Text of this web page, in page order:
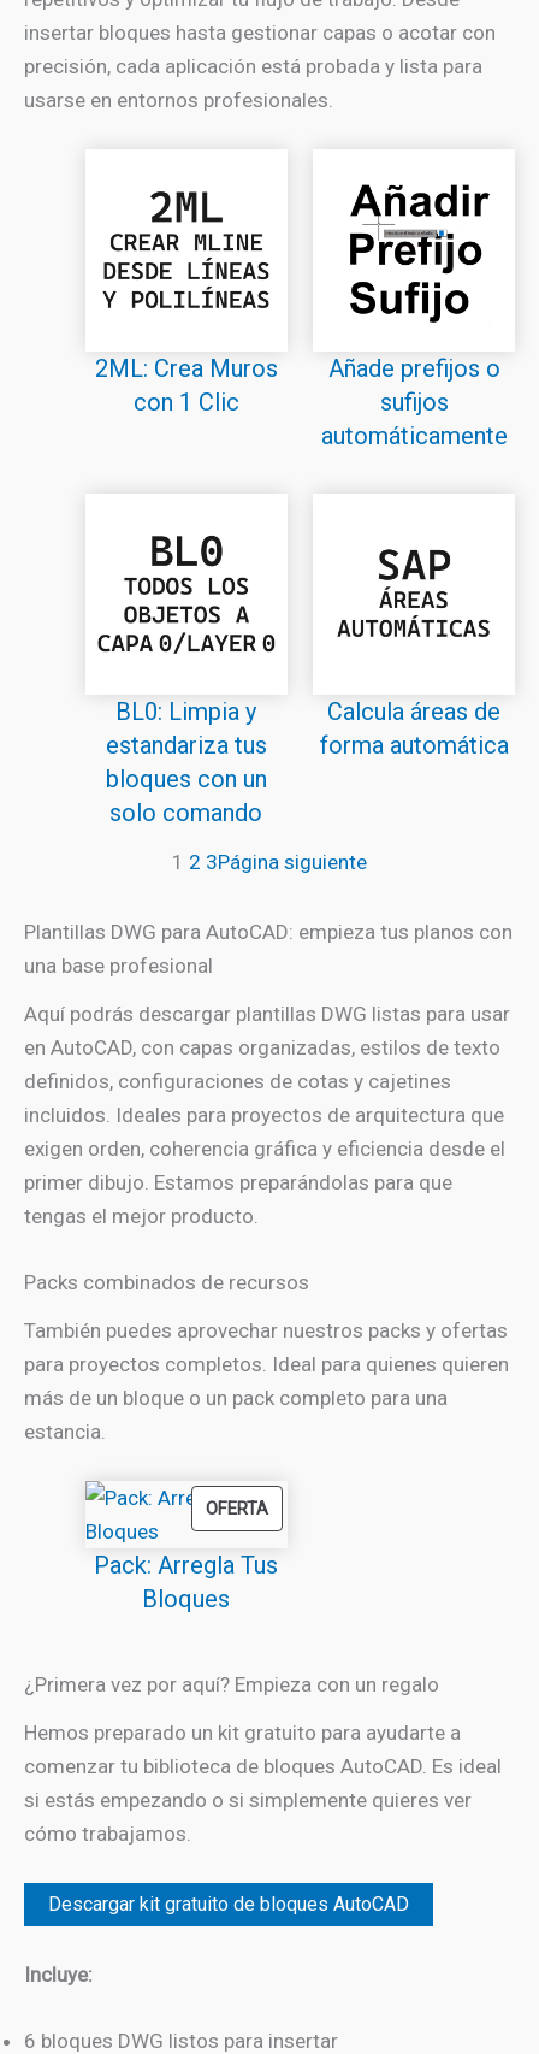
insertar bloques hasta gestionar capas o acotar con
precisión, cada aplicación está probada y lista para
usarse en entornos profesionales.
2ML: Crea Muros
con 1 Clic
Añade prefijos o
sufijos
automáticamente
BL0: Limpia y
estandariza tus
bloques con un
solo comando
Calcula áreas de
forma automática
1 2 3Página siguiente
Plantillas DWG para AutoCAD: empieza tus planos con
una base profesional
Aquí podrás descargar plantillas DWG listas para usar
en AutoCAD, con capas organizadas, estilos de texto
definidos, configuraciones de cotas y cajetines
incluidos. Ideales para proyectos de arquitectura que
exigen orden, coherencia gráfica y eficiencia desde el
primer dibujo. Estamos preparándolas para que
tengas el mejor producto.
Packs combinados de recursos
También puedes aprovechar nuestros packs y ofertas
para proyectos completos. Ideal para quienes quieren
más de un bloque o un pack completo para una
estancia.
OFERTAPRODUCTO
OFERTA
Pack: Arregla Tus
Bloques
¿Primera vez por aquí? Empieza con un regalo
Hemos preparado un kit gratuito para ayudarte a
comenzar tu biblioteca de bloques AutoCAD. Es ideal
si estás empezando o si simplemente quieres ver
cómo trabajamos.
Descargar kit gratuito de bloques AutoCAD
Incluye:
6 bloques DWG listos para insertar